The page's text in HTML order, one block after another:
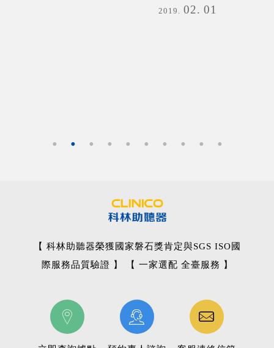
2019 02 01
【 科林助聽器榮獲國家磐石獎肯定與SGS ISO國
際服務品質驗證 】 【 一家選配 全臺服務 】